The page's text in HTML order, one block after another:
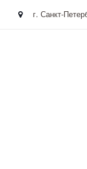
г. Санкт-